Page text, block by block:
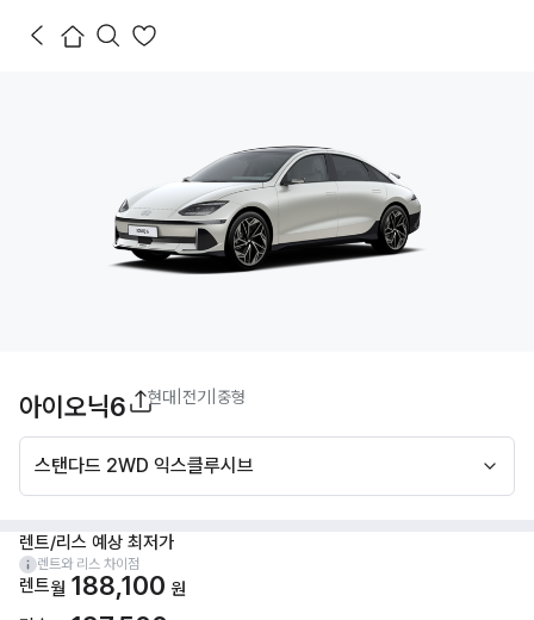
아이오닉6 현대 전기 중형
스탠다드 2WD 익스클루시브
렌트/리스 예상 최저가
렌트와 리스 차이점
렌트월 188,100 원